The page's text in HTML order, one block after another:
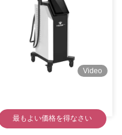
Video
最もよい価格を得なさい